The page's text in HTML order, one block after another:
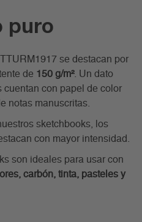
puro
se destacan por
de 150 g/m². Un dato
cuentan con papel de color
notas manuscritas.
sketchbooks, los
con mayor intensidad.
son ideales para usar con
carbón, tinta, pasteles y